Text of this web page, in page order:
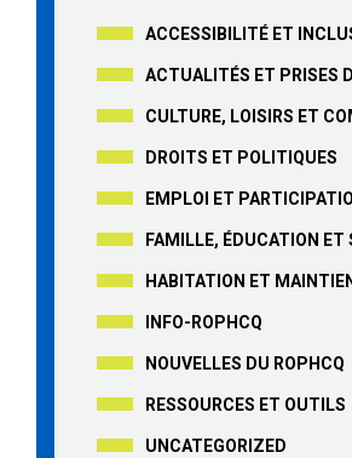
ACCESSIBILITÉ ET
ACTUALITÉS ET PRISES
CULTURE, LOISIRS ET
DROITS ET POLITIQUES
EMPLOI ET
FAMILLE, ÉDUCATION ET
HABITATION ET
INFO-ROPHCQ
NOUVELLES DU ROPHCQ
RESSOURCES ET OUTILS
UNCATEGORIZED